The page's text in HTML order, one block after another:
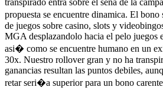
propuesta se encuentre dinamica. El
de juegos sobre casino, slots y
MGA desplazandolo hacia el pelo juegos
asi� como se encuentre humano en un
30x. Nuestro rollover gran y no ha
ganancias resultan las puntos debiles,
retar seri�a superior para un bono